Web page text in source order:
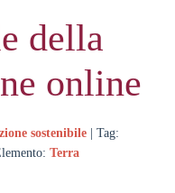
della
online
sostenibile | Tag:
Terra